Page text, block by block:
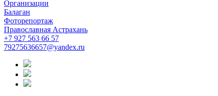
Организации
Балаган
Фоторепортаж
Православная Астрахань
+7 927 563 66 57
79275636657@yandex.ru